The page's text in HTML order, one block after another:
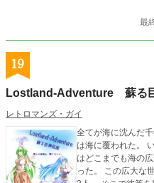
最
19
Lostland-Adventure 蘇る
レトロマンズ・ガイ
全てが海に沈んだ千年後の未来。 沼
は海に覆われた。 いつの間にか意識を失い目覚めると、そこ
はどこまでも海の
った。 この広大な世界へ召喚されたリクト、イサ、ユザナの